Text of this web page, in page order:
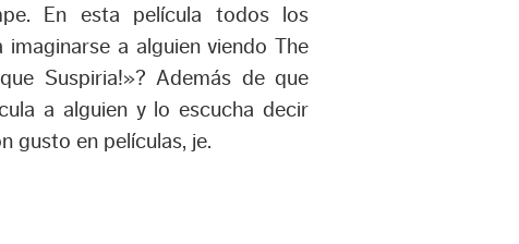
En esta película todos los
a alguien viendo The
Suspiria!»? Además de que
a alguien y lo escucha decir
gusto en películas, je.